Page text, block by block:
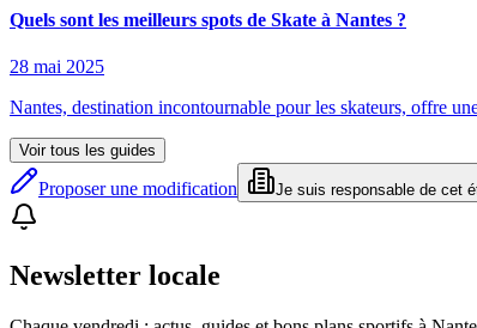
Quels sont les meilleurs spots de Skate à Nantes ?
28 mai 2025
Nantes, destination incontournable pour les skateurs, offre
Voir tous les guides
Proposer une modification Je suis responsable de cet
Newsletter locale